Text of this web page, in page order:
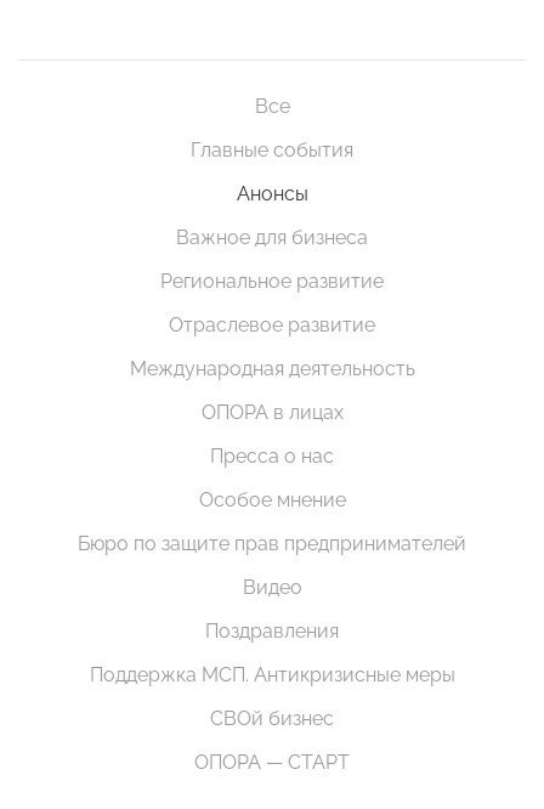
Все
Главные события
Анонсы
Важное для бизнеса
Региональное развитие
Отраслевое развитие
Международная деятельность
ОПОРА в лицах
Пресса о нас
Особое мнение
Бюро по защите прав предпринимателей
Видео
Поздравления
Поддержка МСП. Антикризисные меры
СВОй бизнес
ОПОРА — СТАРТ